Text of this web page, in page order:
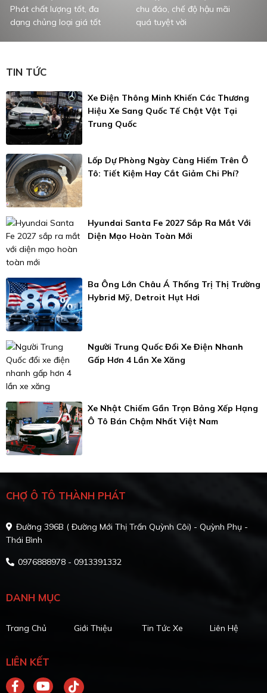
Phát chất lượng tốt, đa
dạng chủng loại giá tốt
chu đáo, chế độ hậu mãi
quá tuyệt vời
TIN TỨC
Xe Điện Thông Minh Khiến Các Thương
Hiệu Xe Sang Quốc Tế Chật Vật Tại
Trung Quốc
Lốp Dự Phòng Ngày Càng Hiếm Trên Ô
Tô: Tiết Kiệm Hay Cắt Giảm Chi Phí?
Hyundai Santa Fe 2027 Sắp Ra Mắt Với
Diện Mạo Hoàn Toàn Mới
Ba Ông Lớn Châu Á Thống Trị Thị Trường
Hybrid Mỹ, Detroit Hụt Hơi
Người Trung Quốc Đổi Xe Điện Nhanh
Gấp Hơn 4 Lần Xe Xăng
Xe Nhật Chiếm Gần Trọn Bảng Xếp Hạng
Ô Tô Bán Chậm Nhất Việt Nam
CHỢ Ô TÔ THÀNH PHÁT
Đường 396B ( Đường Mới Thị Trấn Quỳnh Côi) - Quỳnh Phụ -
Thái Bình
0976888978 - 0913391332
DANH MỤC
Trang Chủ Giới Thiệu Tin Tức Xe Liên Hệ
LIÊN KẾT